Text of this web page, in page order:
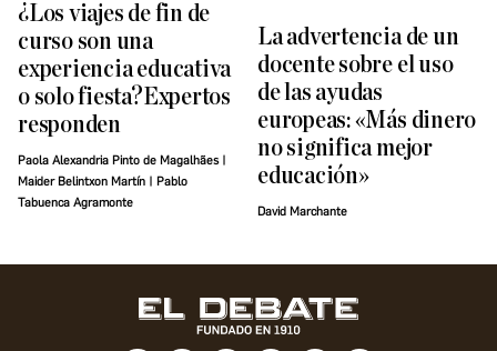
¿Los viajes de fin de
curso son una
experiencia educativa
o solo fiesta?Expertos
responden
Paola Alexandria Pinto de Magalhães |
Maider Belintxon Martín | Pablo
Tabuenca Agramonte
La advertencia de un
docente sobre el uso
de las ayudas
europeas: «Más dinero
no significa mejor
educación»
David Marchante